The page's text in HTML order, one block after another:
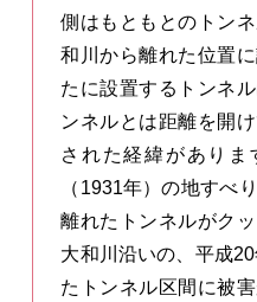
側はもともとのトン
和川から離れた位置
たに設置するトンネ
ンネルとは距離を開
された経緯があり
（1931年）の地すべ
離れたトンネルがク
大和川沿いの、平成
たトンネル区間に被